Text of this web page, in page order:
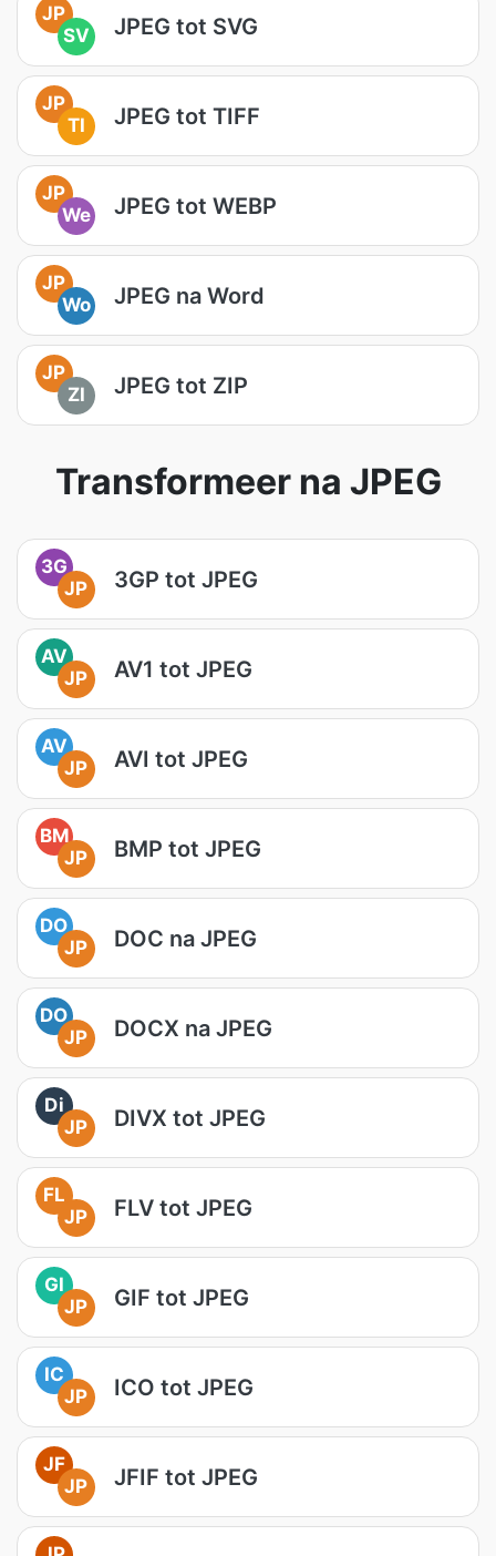
JP
SV
JPEG tot SVG
JP
TI
JPEG tot TIFF
JP
We
JPEG tot WEBP
JP
Wo
JPEG na Word
JP
ZI
JPEG tot ZIP
Transformeer na JPEG
3G
JP
3GP tot JPEG
AV
JP
AV1 tot JPEG
AV
JP
AVI tot JPEG
BM
JP
BMP tot JPEG
DO
JP
DOC na JPEG
DO
JP
DOCX na JPEG
Di
JP
DIVX tot JPEG
FL
JP
FLV tot JPEG
GI
JP
GIF tot JPEG
IC
JP
ICO tot JPEG
JF
JP
JFIF tot JPEG